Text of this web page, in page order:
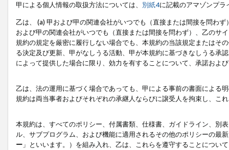
甲による個人情報の取扱方法については、 別紙4に記載のアマゾンプ
乙は、 (a) 甲および甲の関連会社がいつでも（直接または間接を問わ
および甲の関連会社がいつでも（直接または間接を問わず）、乙のサ
規約の規定を厳密に履行しない場合でも、本規約の当該規定またはそ
る決定及び更新、甲がなしうる活動、甲が本規約に基づきなしうる承
によって提供した場合に限り、効力を有することについて、承諾およ
乙は、法の運用に基づく場合であっても、甲による事前の書面による
規約は両当事者およびそれぞれの承継人ならびに譲受人を拘束し、こ
本規約は、すべてのポリシー、付属書類、仕様書、ガイドライン、別
ル、サブプログラム、および機能に適用されるその他のポリシーの最
ー 」といいます。）を組み入れ、乙は、これらを遵守することにつ